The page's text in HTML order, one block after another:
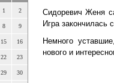
1 2
8 9
15 16
22 23
29 30
Сидоревич Женя
Игра закончилась
Немного
нового и